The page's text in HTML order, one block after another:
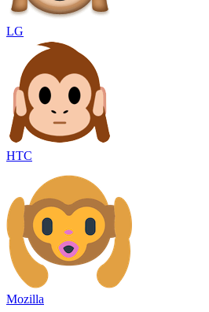
LG
HTC
Mozilla